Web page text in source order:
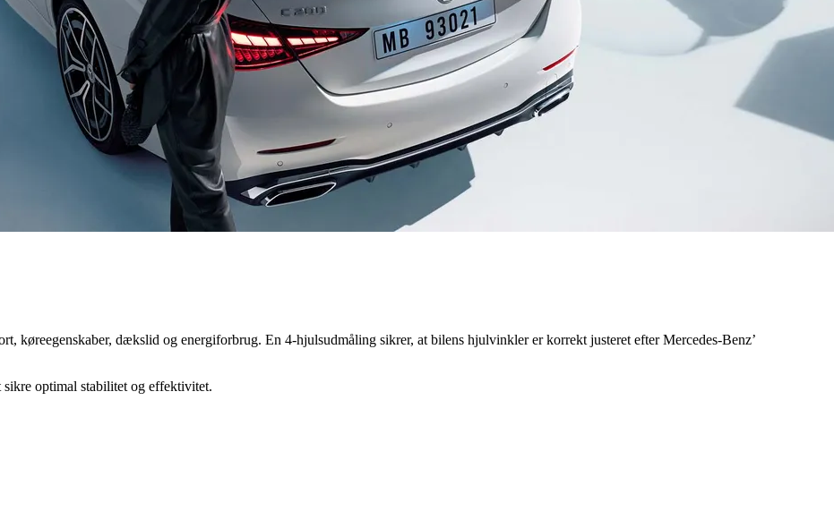
køreegenskaber, dækslid og energiforbrug. En 4-hjulsudmåling sikrer, at bilens hjulvinkler er korrekt justeret efter Mercedes-Benz’
optimal stabilitet og effektivitet.